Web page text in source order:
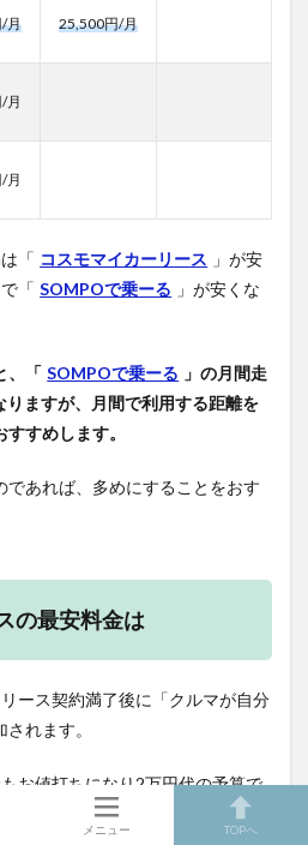
月 25,500円/月
月
月
「 コスモマイカーリース 」が安
「 SOMPOで乗ーる 」が安くな
、「 SOMPOで乗ーる 」の月間走
ますが、月間で利用する距離を
すめします。
であれば、多めにすることをおす
の最安料金は
ース契約満了後に「クルマが自分
れます。
お値打ちになり2万円代の予算で
。
メニュー TOPへ